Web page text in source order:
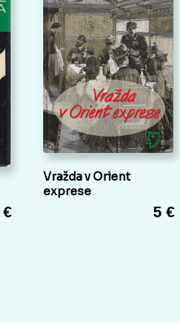
€
Vražda v Orient
exprese
5 €